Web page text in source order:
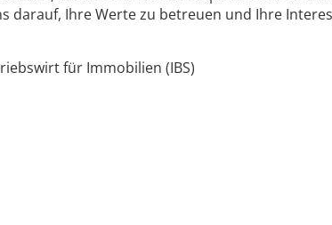
darauf, Ihre Werte zu betreuen und Ihre
für Immobilien (IBS)